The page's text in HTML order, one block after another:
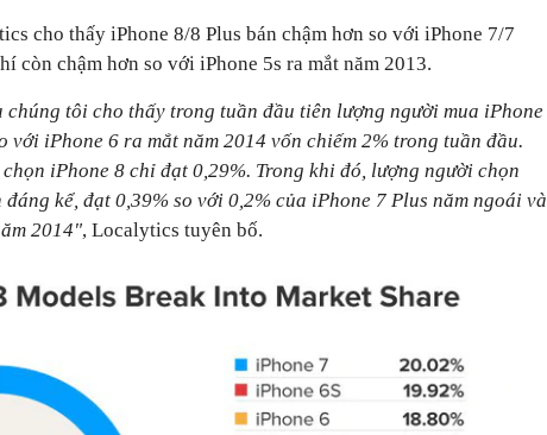
cho thấy iPhone 8/8 Plus bán chậm hơn so với iPhone 7/7
còn chậm hơn so với iPhone 5s ra mắt năm 2013.
chúng tôi cho thấy trong tuần đầu tiên lượng người mua iPhone
với iPhone 6 ra mắt năm 2014 vốn chiếm 2% trong tuần đầu.
iPhone 8 chỉ đạt 0,29%. Trong khi đó, lượng người chọn
kể, đạt 0,39% so với 0,2% của iPhone 7 Plus năm ngoái và
2014", Localytics tuyên bố.